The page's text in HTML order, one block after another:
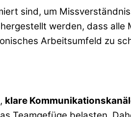
sind, um
werden, dass
Arbeitsumfeld zu
klare